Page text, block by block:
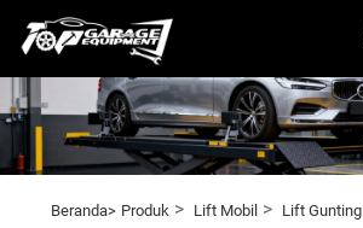
Beranda> Produk> Lift Mobil> Lift Gunting